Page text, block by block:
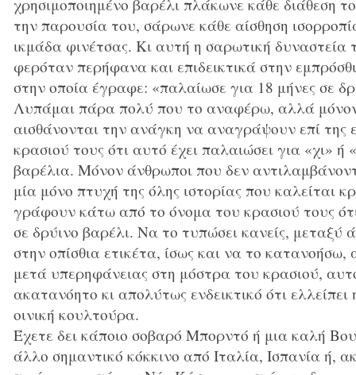
χρησιμοποιημένο βαρέλι πλάκωνε κάθε διάθεση
την παρουσία του, σάρωνε κάθε αίσθηση
ικμάδα φινέτσας. Κι αυτή η σαρωτική δυναστεία
φερόταν περήφανα και επιδεικτικά στην
στην οποία έγραφε: «παλαίωσε για 18 μήνες σε
Λυπάμαι πάρα πολύ που το αναφέρω, αλλά μόνον
αισθάνονται την ανάγκη να αναγράψουν επί της
κρασιού τους ότι αυτό έχει παλαιώσει για «χι» ή
βαρέλια. Μόνον άνθρωποι που δεν
μία μόνο πτυχή της όλης ιστορίας που καλείται
γράφουν κάτω από το όνομα του κρασιού τους
σε δρύινο βαρέλι. Να το τυπώσει κανείς,
στην οπίσθια ετικέτα, ίσως και να το
μετά υπερηφάνειας στη μόστρα του κρασιού,
ακατανόητο κι απολύτως ενδεικτικό ότι ελλείπει
οινική κουλτούρα.
Έχετε δει κάποιο σοβαρό Μπορντό ή μια καλή
άλλο σημαντικό κόκκινο από Ιταλία, Ισπανία ή,